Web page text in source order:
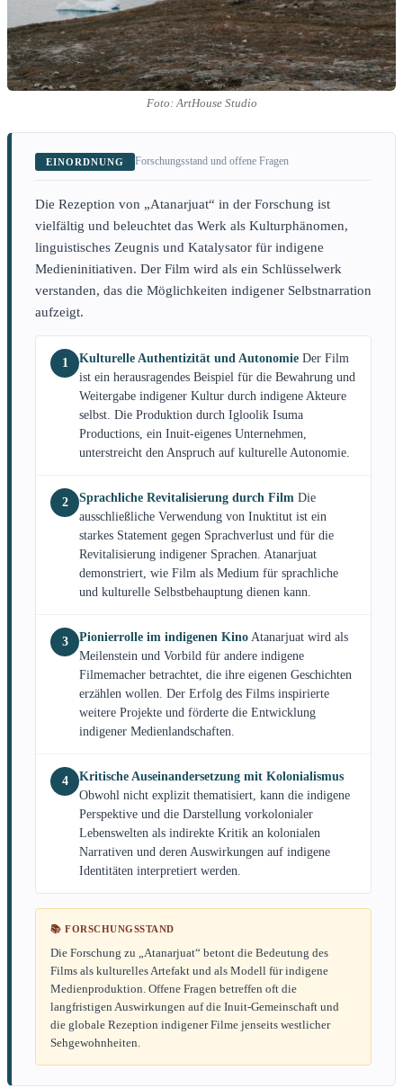
Foto: ArtHouse Studio
EINORDNUNG Forschungsstand und offene Fragen
Die Rezeption von „Atanarjuat“ in der Forschung ist
vielfältig und beleuchtet das Werk als Kulturphänomen,
linguistisches Zeugnis und Katalysator für indigene
Medieninitiativen. Der Film wird als ein Schlüsselwerk
verstanden, das die Möglichkeiten indigener Selbstnarration
aufzeigt.
1 Kulturelle Authentizität und Autonomie Der Film
ist ein herausragendes Beispiel für die Bewahrung und
Weitergabe indigener Kultur durch indigene Akteure
selbst. Die Produktion durch Igloolik Isuma
Productions, ein Inuit-eigenes Unternehmen,
unterstreicht den Anspruch auf kulturelle Autonomie.
2 Sprachliche Revitalisierung durch Film Die
ausschließliche Verwendung von Inuktitut ist ein
starkes Statement gegen Sprachverlust und für die
Revitalisierung indigener Sprachen. Atanarjuat
demonstriert, wie Film als Medium für sprachliche
und kulturelle Selbstbehauptung dienen kann.
3 Pionierrolle im indigenen Kino Atanarjuat wird als
Meilenstein und Vorbild für andere indigene
Filmemacher betrachtet, die ihre eigenen Geschichten
erzählen wollen. Der Erfolg des Films inspirierte
weitere Projekte und förderte die Entwicklung
indigener Medienlandschaften.
4
Kritische Auseinandersetzung mit Kolonialismus
Obwohl nicht explizit thematisiert, kann die indigene
Perspektive und die Darstellung vorkolonialer
Lebenswelten als indirekte Kritik an kolonialen
Narrativen und deren Auswirkungen auf indigene
Identitäten interpretiert werden.
📚 FORSCHUNGSSTAND
Die Forschung zu „Atanarjuat“ betont die Bedeutung des
Films als kulturelles Artefakt und als Modell für indigene
Medienproduktion. Offene Fragen betreffen oft die
langfristigen Auswirkungen auf die Inuit-Gemeinschaft und
die globale Rezeption indigener Filme jenseits westlicher
Sehgewohnheiten.